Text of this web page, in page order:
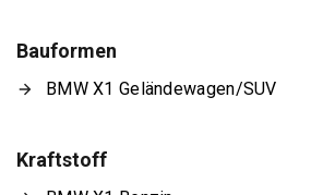
Bauformen
BMW X1 Geländewagen/SUV
Kraftstoff